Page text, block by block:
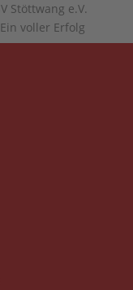
Stöttwang e.V.
voller Erfolg